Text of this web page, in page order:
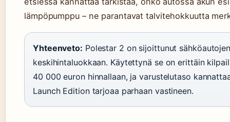
lämpöpumppu – ne parantavat talvitehokkuutta
Yhteenveto: Polestar 2 on sijoittunut
keskihintaluokkaan. Käytettynä se on erittäin
40 000 euron hinnallaan, ja varustelutaso
Launch Edition tarjoaa parhaan vastineen.